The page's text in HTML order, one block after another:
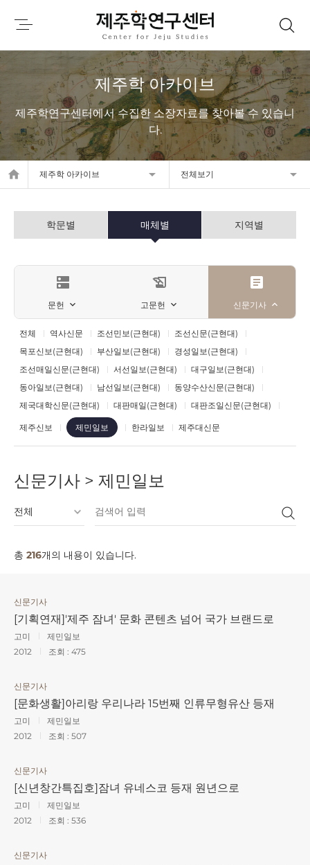
제주학 아카이브
제주학연구센터에서 수집한 소장자료를 찾아볼 수 있습니
다.
home 제주학 아카이브 전체보기
학문별 매체별 지역별
dns
문헌
history_edu
고문헌
article
신문기사
전체 역사신문 조선민보(근현대)
조선신문(근현대)
목포신보(근현대)
부산일보(근현대)
경성일보(근현대)
조선매일신문(근현대)
서선일보(근현대)
대구일보(근현대)
동아일보(근현대)
남선일보(근현대)
동양수산신문(근현대)
제국대학신문(근현대)
대판매일(근현대) 대판조일신문(근현대)
제주신보 제민일보 한라일보 제주대신문
신문기사 > 제민일보
총 216개의 내용이 있습니다.
신문기사
[기획연재]'제주 잠녀' 문화 콘텐츠 넘어 국가 브랜드로
고미
제민일보
2012
조회 : 475
신문기사
[문화생활]아리랑 우리나라 15번째 인류무형유산 등재
고미
제민일보
2012
조회 : 507
신문기사
[신년창간특집호]잠녀 유네스코 등재 원년으로
고미
제민일보
2012
조회 : 536
신문기사